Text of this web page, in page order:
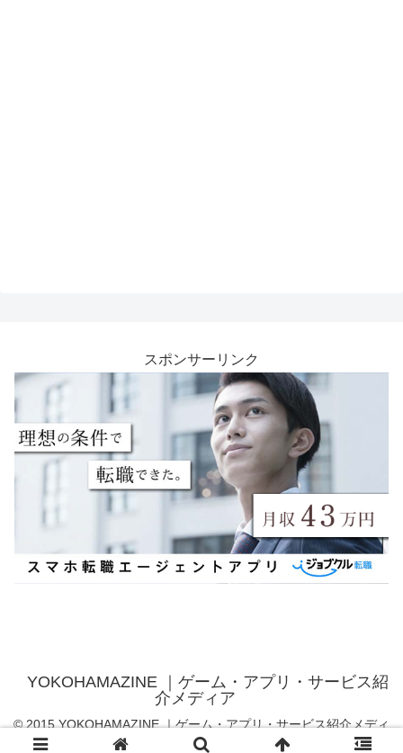
スポンサーリンク
YOKOHAMAZINE ｜ゲーム・アプリ・サービス紹
介メディア
© 2015 YOKOHAMAZINE ｜ゲーム・アプリ・サービス紹介メディ
ア.